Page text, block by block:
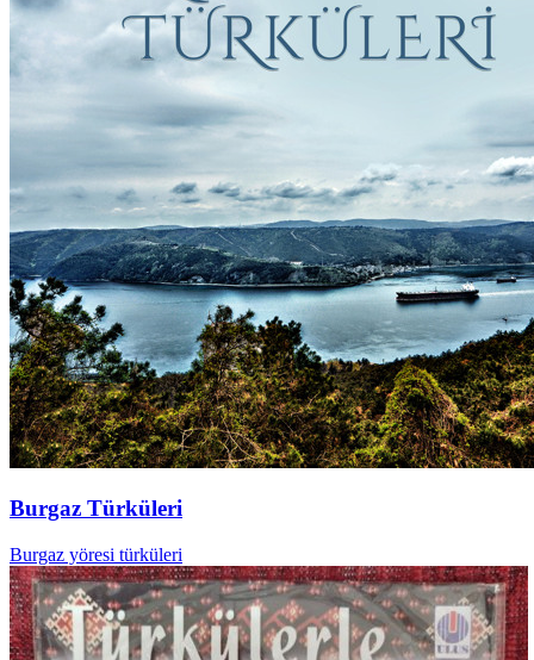
Burgaz Türküleri
Burgaz yöresi türküleri